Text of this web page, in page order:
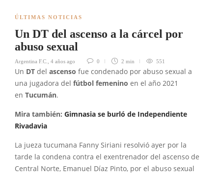
ÚLTIMAS NOTICIAS
Un DT del ascenso a la cárcel por
abuso sexual
Argentina F.C. 4 años ago 0 2 min 551
Un DT del ascenso fue condenado por abuso sexual a
una jugadora del fútbol femenino en el año 2021
en Tucumán.
Mira también: Gimnasia se burló de Independiente
Rivadavia
La jueza tucumana Fanny Siriani resolvió ayer por la
tarde la condena contra el exentrenador del ascenso de
Central Norte, Emanuel Díaz Pinto, por el abuso sexual